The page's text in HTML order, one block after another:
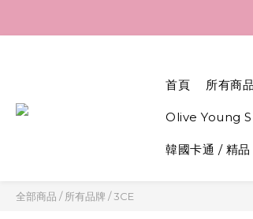
首頁 所有商品
Olive Young
韓國卡通 / 精品
全部商品 /所有品牌 /3CE